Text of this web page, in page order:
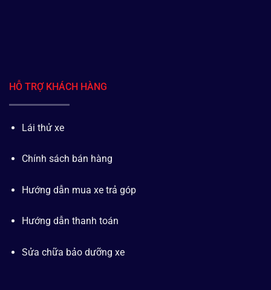
HỖ TRỢ KHÁCH HÀNG
Lái thử xe
Chính sách bán hàng
Hướng dẫn mua xe trả góp
Hướng dẫn thanh toán
Sửa chữa bảo dưỡng xe